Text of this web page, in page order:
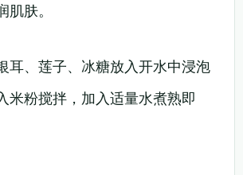
肤。
耳、莲子、冰糖放入开水中浸泡
米粉搅拌，加入适量水煮熟即